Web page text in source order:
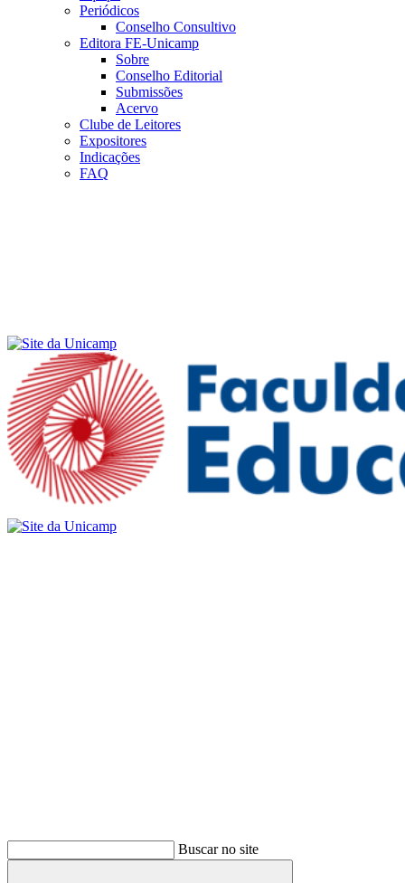
Periódicos
Conselho Consultivo
Editora FE-Unicamp
Sobre
Conselho Editorial
Submissões
Acervo
Clube de Leitores
Expositores
Indicações
FAQ
Buscar no site